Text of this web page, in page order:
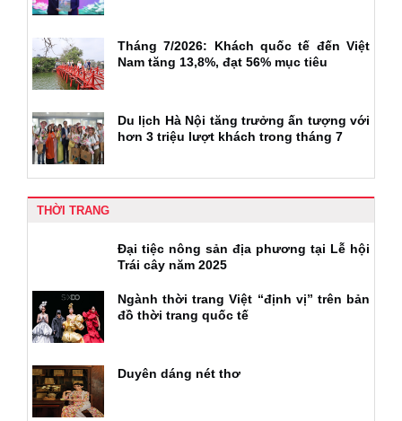
Tháng 7/2026: Khách quốc tế đến Việt
Nam tăng 13,8%, đạt 56% mục tiêu
Du lịch Hà Nội tăng trưởng ấn tượng với
hơn 3 triệu lượt khách trong tháng 7
THỜI TRANG
Đại tiệc nông sản địa phương tại Lễ hội
Trái cây năm 2025
Ngành thời trang Việt “định vị” trên bản
đồ thời trang quốc tế
Duyên dáng nét thơ